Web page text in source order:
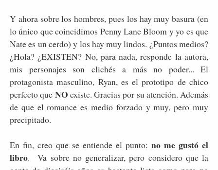
Y ahora sobre los hombres, pues los hay muy basura (en
lo único que coincidimos Penny Lane Bloom y yo es que
Nate es un cerdo) y los hay muy lindos. ¿Puntos medios?
¿Hola? ¿EXISTEN? No, para nada, responde la autora,
mis personajes son clichés a más no poder... El
protagonista masculino, Ryan, es el prototipo de chico
perfecto que NO existe. Gracias por su atención. Además
de que el romance es medio forzado y muy, pero muy
precipitado.
En fin, creo que se entiende el punto: no me gustó el
libro. Va sobre no generalizar, pero considero que la